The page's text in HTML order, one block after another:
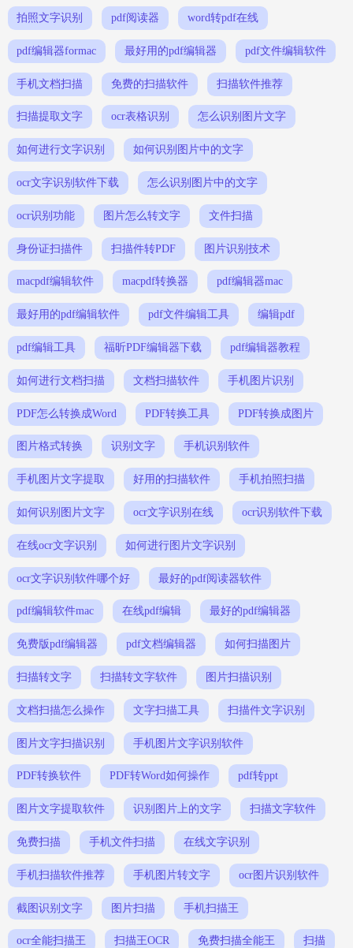
拍照文字识别 pdf阅读器 word转pdf在线
pdf编辑器formac 最好用的pdf编辑器 pdf文件编辑软件
手机文档扫描 免费的扫描软件 扫描软件推荐
扫描提取文字 ocr表格识别 怎么识别图片文字
如何进行文字识别 如何识别图片中的文字
ocr文字识别软件下载 怎么识别图片中的文字
ocr识别功能 图片怎么转文字 文件扫描
身份证扫描件 扫描件转PDF 图片识别技术
macpdf编辑软件 macpdf转换器 pdf编辑器mac
最好用的pdf编辑软件 pdf文件编辑工具 编辑pdf
pdf编辑工具 福昕PDF编辑器下载 pdf编辑器教程
如何进行文档扫描 文档扫描软件 手机图片识别
PDF怎么转换成Word PDF转换工具 PDF转换成图片
图片格式转换 识别文字 手机识别软件
手机图片文字提取 好用的扫描软件 手机拍照扫描
如何识别图片文字 ocr文字识别在线 ocr识别软件下载
在线ocr文字识别 如何进行图片文字识别
ocr文字识别软件哪个好 最好的pdf阅读器软件
pdf编辑软件mac 在线pdf编辑 最好的pdf编辑器
免费版pdf编辑器 pdf文档编辑器 如何扫描图片
扫描转文字 扫描转文字软件 图片扫描识别
文档扫描怎么操作 文字扫描工具 扫描件文字识别
图片文字扫描识别 手机图片文字识别软件
PDF转换软件 PDF转Word如何操作 pdf转ppt
图片文字提取软件 识别图片上的文字 扫描文字软件
免费扫描 手机文件扫描 在线文字识别
手机扫描软件推荐 手机图片转文字 ocr图片识别软件
截图识别文字 图片扫描 手机扫描王
ocr全能扫描王 扫描王OCR 免费扫描全能王 扫描